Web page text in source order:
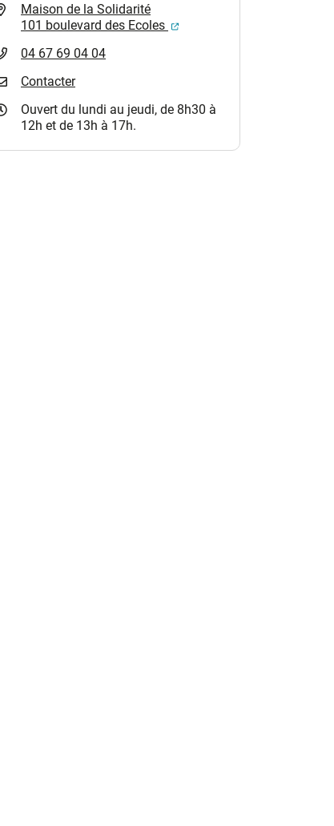
Maison de la Solidarité
101 boulevard des Ecoles
(ouverture dans un nouvel
04 67 69 04 04
Contacter
Ouvert du lundi au jeudi, de 8h30 à
12h et de 13h à 17h.